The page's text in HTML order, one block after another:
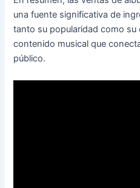
una fuente significativa de
tanto su popularidad como su
contenido musical que
público.